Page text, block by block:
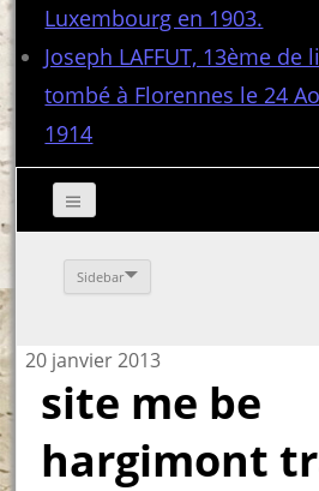
Luxembourg en 1903.
Joseph LAFFUT, 13ème de
tombé à Florennes le 24
1914
Sidebar
20 janvier 2013
site me be
hargimont